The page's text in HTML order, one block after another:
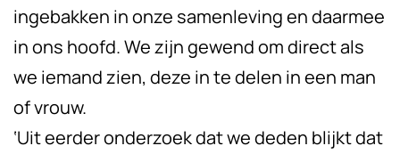
ingebakken in onze samenleving en daarmee
in ons hoofd. We zijn gewend om direct als
we iemand zien, deze in te delen in een man
of vrouw.
‘Uit eerder onderzoek dat we deden blijkt dat